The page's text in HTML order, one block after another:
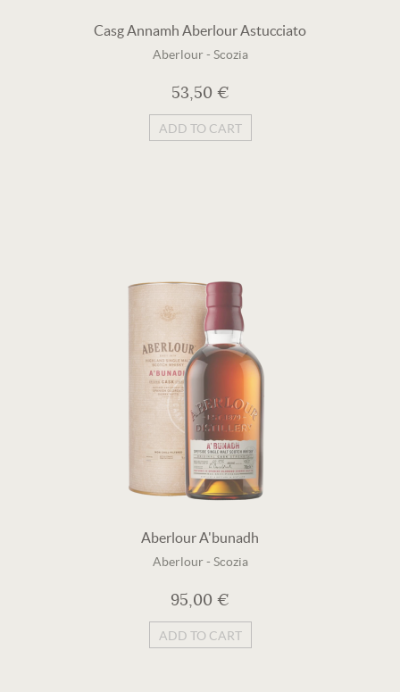
Casg Annamh Aberlour Astucciato
Aberlour - Scozia
53,50 €
ADD TO CART
Aberlour A'bunadh
Aberlour - Scozia
95,00 €
ADD TO CART